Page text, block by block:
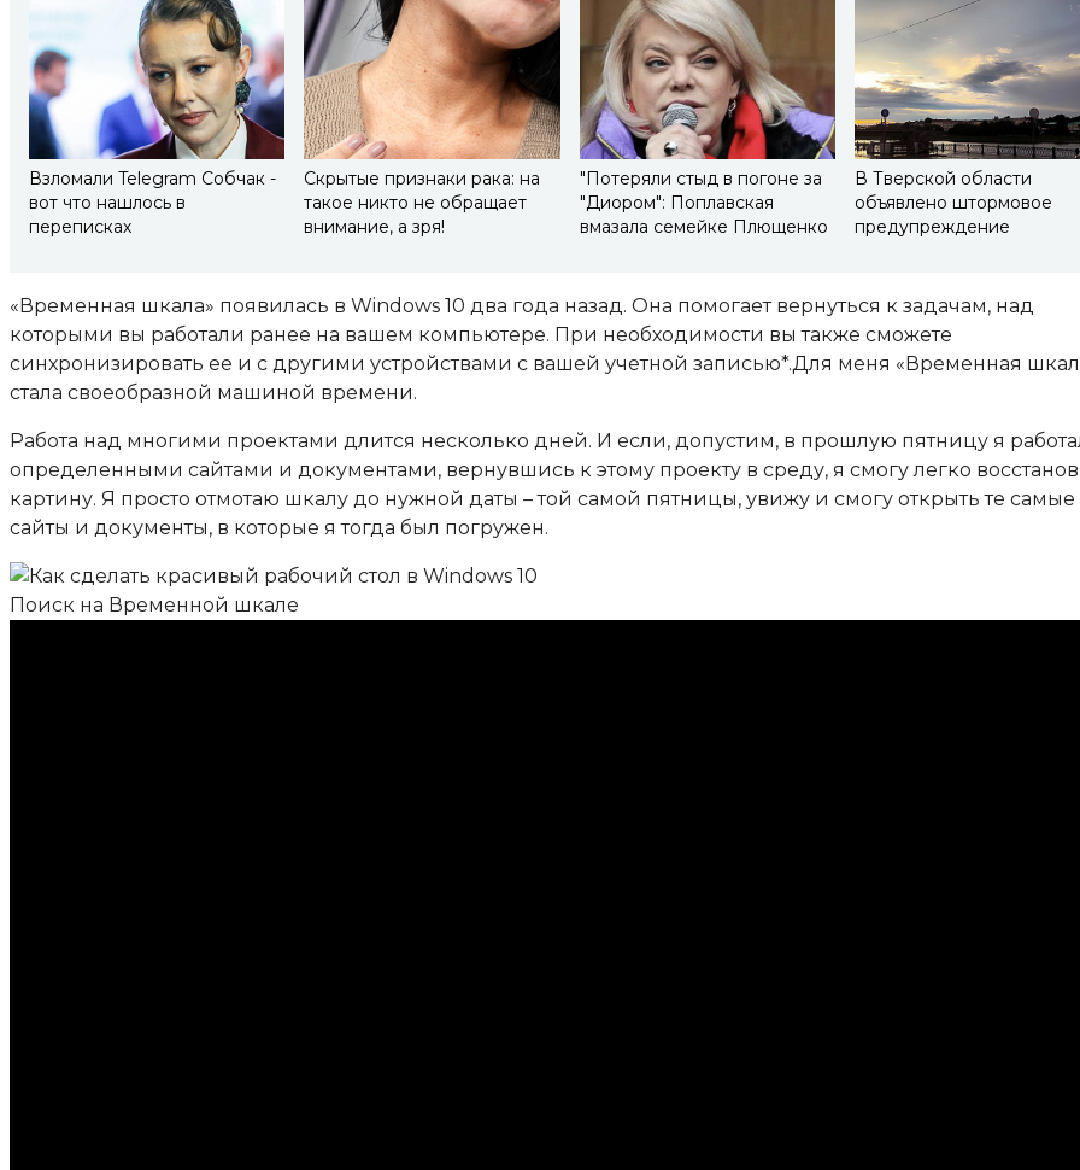
Взломали Telegram Собчак -
вот что нашлось в
переписках
Скрытые признаки рака: на
такое никто не обращает
внимание, а зря!
"Потеряли стыд в погоне за
"Диором": Поплавская
вмазала семейке Плющенко
В Тверской области
объявлено штормовое
предупреждение
«Временная шкала» появилась в Windows 10 два года назад. Она помогает вернуться к задачам, над
которыми вы работали ранее на вашем компьютере. При необходимости вы также сможете
синхронизировать ее и с другими устройствами с вашей учетной записью*.Для меня «Временная
стала своеобразной машиной времени.
Работа над многими проектами длится несколько дней. И если, допустим, в прошлую пятницу я
определенными сайтами и документами, вернувшись к этому проекту в среду, я смогу легко
картину. Я просто отмотаю шкалу до нужной даты – той самой пятницы, увижу и смогу открыть те самые
сайты и документы, в которые я тогда был погружен.
Поиск на Временной шкале